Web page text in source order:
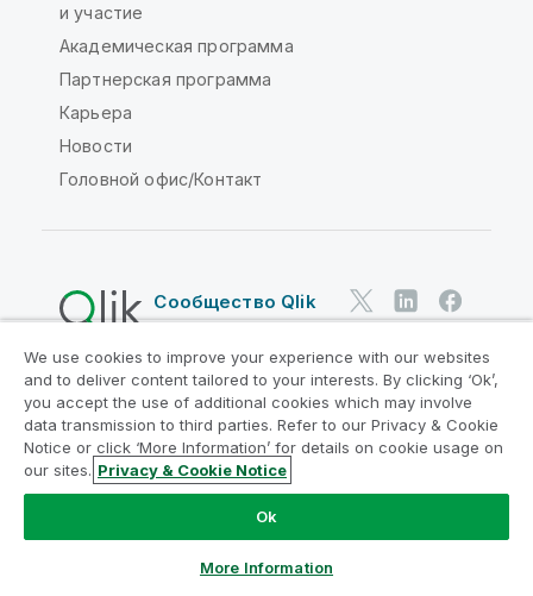
и участие
Академическая программа
Партнерская программа
Карьера
Новости
Головной офис/Контакт
Сообщество Qlik
Юридические соглашения
Условия использования продуктов
Legal Policies
Юридические положения
Условия использования
Товарные знаки
Do Not Share My Info
© QlikTech International AB, 1993-2026. Все права
We use cookies to improve your experience with our websites
and to deliver content tailored to your interests. By clicking ‘Ok’,
you accept the use of additional cookies which may involve
data transmission to third parties. Refer to our Privacy & Cookie
Notice or click ‘More Information’ for details on cookie usage on
our sites. Privacy & Cookie Notice
Ok
More Information